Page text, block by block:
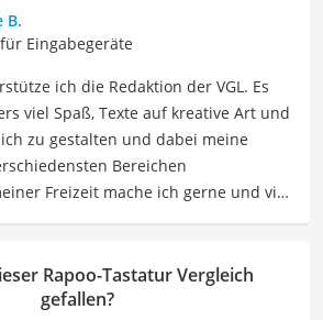
Kaufberatungen und
um Verbrauchern dabei zu helfen,
Entscheidungen zu treffen als auch
Lösungen für ihre Bedürfnisse
Vergleich ist aus unserer Sicht
fürGamerund
B.
Eingabegeräte
ich die Redaktion der VGL. Es
viel Spaß, Texte auf kreative Art und
zu gestalten und dabei meine
Bereichen
Freizeit mache ich gerne und viel
und stilistische Korrektheit zu
ist es dabei, die Qualität und den
Rapoo-Tastatur Vergleich
gefallen?